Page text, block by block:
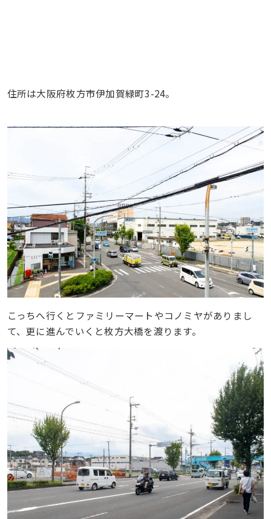
住所は大阪府枚方市伊加賀緑町3-24。
こっちへ行くとファミリーマートやコノミヤがありまし
て、更に進んでいくと枚方大橋を渡ります。